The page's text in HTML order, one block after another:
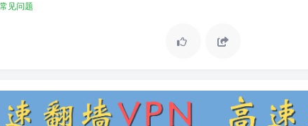
常见问题